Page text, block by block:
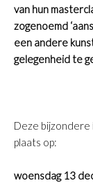
van hun
zogenoemd
een andere
gelegenheid te
Deze
plaats op:
woensdag 13